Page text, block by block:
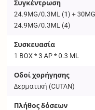
Συγκέντρωση
24.9MG/0.3ML (1) +
24.9MG/0.3ML (4)
Συσκευασία
1 BOX * 3 AP * 0.3 ML
Οδοί χορήγησης
Δερματική (CUTAN)
Πλήθος δόσεων